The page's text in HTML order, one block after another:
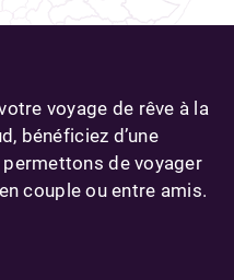
voyage de rêve à la
bénéficiez d’une
de voyager
couple ou entre amis.